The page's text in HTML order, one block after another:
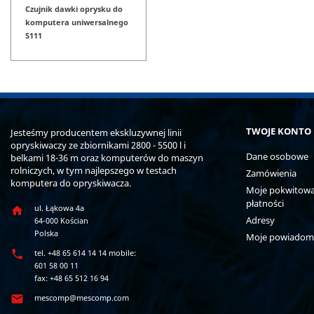
Czujnik dawki oprysku do
komputera uniwersalnego
S111
Jesteśmy producentem ekskluzywnej linii
opryskiwaczy ze zbiornikami 2800 - 5500 l i
belkami 18-36 m oraz komputerów do maszyn
rolniczych, w tym najlepszego w testach
komputera do opryskiwacza.

ul. Łąkowa 4a
64-000 Kościan
Polska

tel. +48 65 614 14 14 mobile:
601 58 00 11
fax: +48 65 512 16 94
 mescomp@mescomp.com
TWOJE KONTO
Dane osobowe
Zamówienia
Moje
płatności
Adresy
Moje